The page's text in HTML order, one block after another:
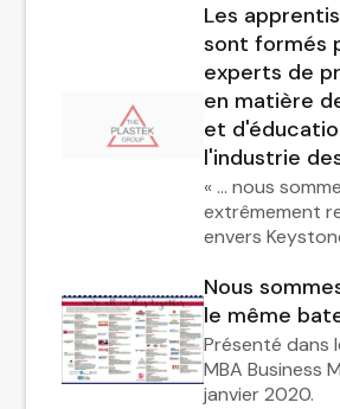
Les
sont formés
experts de
en matière
et
l'industrie
« … nous
extrêmement
envers
Nous
le même
Présenté dans
MBA Business
janvier 2020.